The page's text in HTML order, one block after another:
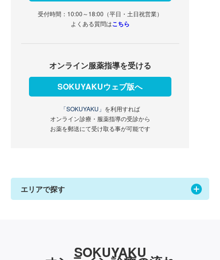
受付時間：10:00～18:00（平日・土日祝営業）
よくある質問はこちら
オンライン服薬指導を受ける
SOKUYAKUウェブ版へ
「SOKUYAKU」 を利用すれば
オンライン診療・服薬指導の受診から
お薬を郵送にて受け取る事が可能です
エリアで探す
SOKUYAKU